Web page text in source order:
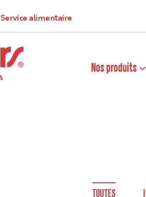
Service alimentaire
Nos produits
TOUTES